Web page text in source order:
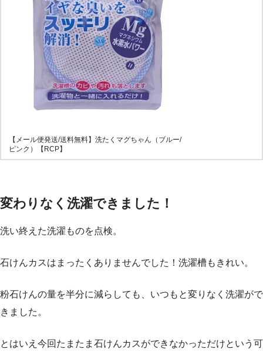
【メール便発送/送料無料】洗たくマグちゃん（ブルー/
ピンク）【RCP】
変わりなく洗濯できました！
洗い終えた洗濯ものを点検。
石けんカスはまったくありませんでした！洗濯槽もきれい。
粉石けんの量を半分に減らしても、いつもと変りなく洗濯がで
きました。
とはいえ今回たまたま石けんカスができなかっただけという可